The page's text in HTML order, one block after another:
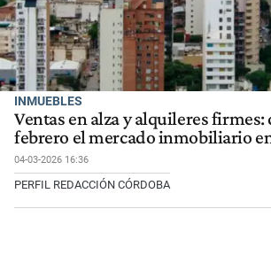
INMUEBLES
Ventas en alza y alquileres firmes:
febrero el mercado inmobiliario
04-03-2026 16:36
PERFIL REDACCIÓN CÓRDOBA